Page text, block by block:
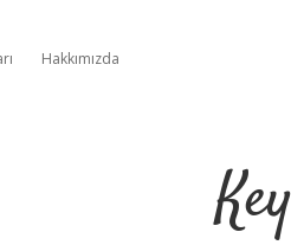
Hakkımızda